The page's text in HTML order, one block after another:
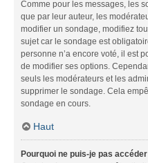
Comme pour les messages, les
que par leur auteur, les
modifier un sondage, modifiez
sujet car le sondage est
personne n’a encore voté, il est
de modifier ses options.
seuls les modérateurs et les
supprimer le sondage. Cela
sondage en cours.
Haut
Pourquoi ne puis-je pas